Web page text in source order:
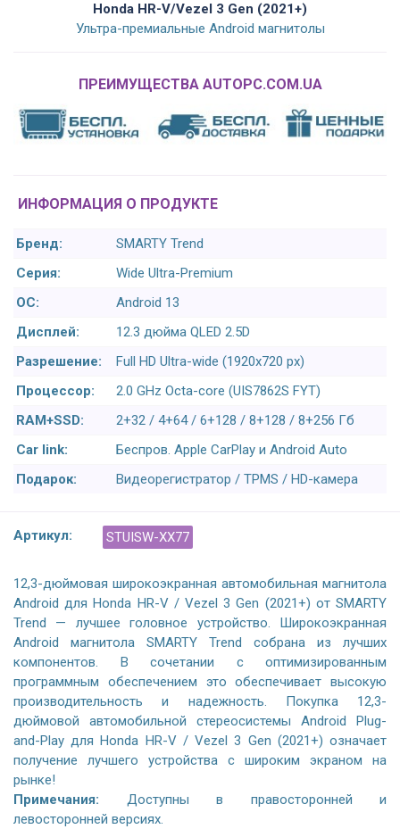
Honda HR-V/Vezel 3 Gen (2021+)
Ультра-премиальные Android магнитолы
ПРЕИМУЩЕСТВА AUTOPC.COM.UA
ИНФОРМАЦИЯ О ПРОДУКТЕ
Бренд:
SMARTY Trend
Серия:
Wide Ultra-Premium
ОС:
Android 13
Дисплей:
12.3 дюйма QLED 2.5D
Разрешение:
Full HD Ultra-wide (1920x720 px)
Процессор:
2.0 GHz Octa-core (UIS7862S FYT)
RAM+SSD:
2+32 / 4+64 / 6+128 / 8+128 / 8+256 Гб
Car link:
Беспров. Apple CarPlay и Android Auto
Подарок:
Видеорегистратор / TPMS / HD-камера
Артикул: STUISW-XX77
12,3-дюймовая широкоэкранная автомобильная магнитола
Android для Honda HR-V / Vezel 3 Gen (2021+) от SMARTY
Trend — лучшее головное устройство. Широкоэкранная
Android магнитола SMARTY Trend собрана из лучших
компонентов. В сочетании с оптимизированным
программным обеспечением это обеспечивает высокую
производительность и надежность. Покупка 12,3-
дюймовой автомобильной стереосистемы Android Plug-
and-Play для Honda HR-V / Vezel 3 Gen (2021+) означает
получение лучшего устройства с широким экраном на
рынке!
Примечания: Доступны в правосторонней и
левосторонней версиях.